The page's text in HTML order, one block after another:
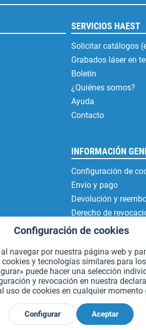
SERVICIOS HAEST
Solicitar catálogos
Grabados láser en
Boletín
¿Quiénes somos?
Ayuda
Contacto
INFORMACIÓN
Configuración de
Envío y pago
Devolución y
Derecho de
Protección de datos
Aviso legal
los precios incluyen IVA. Se añaden los gastos de
Declarar el desistimiento
Configuración de cookies
navegar por nuestra página web y
y tecnologías similares para
puede hacer una selección
y revocación en nuestra
uso de cookies en cualquier momento
Configurar Aceptar